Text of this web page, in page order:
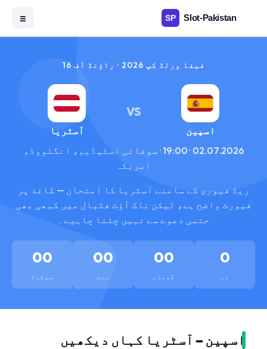
☰
فیفا ورلڈ کپ 2026 · راؤنڈ آف 16
اسپین
VS
آسٹریا
02.07.2026 · 19:00 · سوفائی اسٹیڈیم، انگلووڈ،
امریکہ
ریڈ فیوری کے سامنے آسٹریا کا امتحان — کاغذ پر
فیورٹ واضح ہے، لیکن ناک آؤٹ فٹبال میں کبھی بھی
حتمی دعوے سے نہیں چلنا چاہیے۔
0
دن
00
گھنٹے
00
منٹ
00
سیکنڈ
اسپین – آسٹریا کہاں دیکھیں